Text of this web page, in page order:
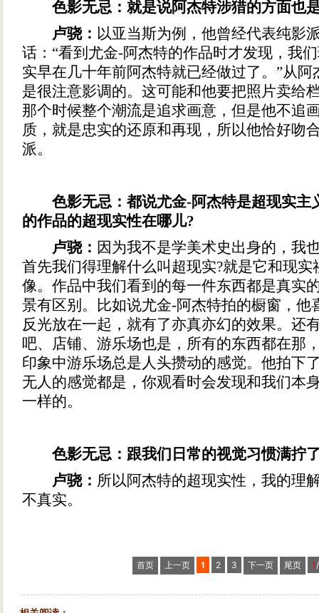
色影无忌：就是说阿杰特涉猎的方面也
卢骁： 以亚当斯为例，他曾经代表纯影
话：“看到尤金-阿杰特的作品时才发现，我
实早在几十年前阿杰特就已经做过了。”从
是很注意影调的。这可能和他要把照片卖给
那个时候整个潮流是追求画意，但是他不追
质，就是忠实的还原和再现，所以他恰好吻
派。
色影无忌：都说尤金-阿杰特是超现实主
的作品的超现实性在哪儿?
卢骁： 因为我不是学美术史出身的，我
首先我们得理解什么叫超现实?就是它和现
像。作品中我们看到的每一件东西都是真实
景有区别。比如说尤金-阿杰特拍的橱窗，他
反光放在一起，就有了亦真亦幻的效果。还
吧、店铺、游乐场也是，所有的东西都在那
印象中游乐场总是人头攒动的感觉。他拍下
无人的感觉都是，你观看时会发现和我们本
一样的。
色影无忌：跟我们日常的视觉习惯满拧
卢骁： 所以阿杰特的超现实性，我的理
不真实。
首页 上一页 1 2 3 下一页 尾页 1